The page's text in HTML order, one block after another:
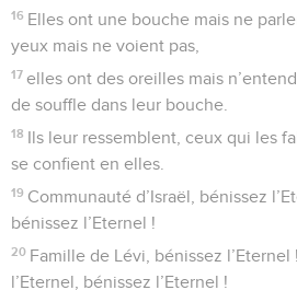
16 Elles ont une bouche mais ne
yeux mais ne voient pas,
17 elles ont des oreilles mais
de souffle dans leur bouche.
18 Ils leur ressemblent, ceux qui les
se confient en elles.
19 Communauté d’Israël, bénissez
bénissez l’Eternel !
20 Famille de Lévi, bénissez
l’Eternel, bénissez l’Eternel !